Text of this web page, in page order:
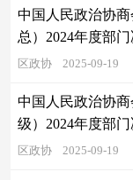
中国人民政治协
总）2024年度部
区政协 2025-09-19
中国人民政治协
级）2024年度部
区政协 2025-09-19